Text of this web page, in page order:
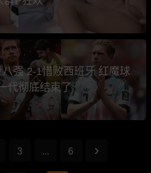
强 2-1惜败西班牙 红魔球
代彻底结束了
3 ... 6